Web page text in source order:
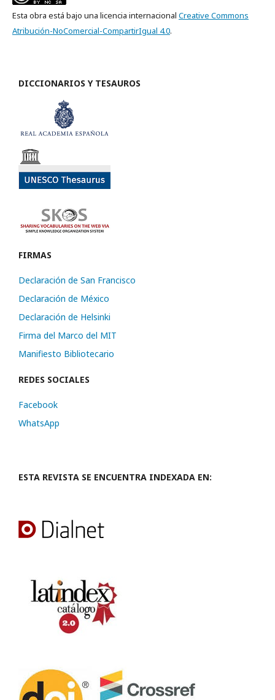
Esta obra está bajo una licencia internacional Creative Commons
Atribución-NoComercial-CompartirIgual 4.0.
DICCIONARIOS Y TESAUROS
FIRMAS
Declaración de San Francisco
Declaración de México
Declaración de Helsinki
Firma del Marco del MIT
Manifiesto Bibliotecario
REDES SOCIALES
Facebook
WhatsApp
ESTA REVISTA SE ENCUENTRA INDEXADA EN: